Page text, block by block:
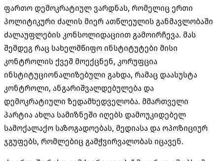
ფართო დემოკრატიულ ვარდნას, რომელიც ერთი
პოლიტიკური ძალის მიერ ათწლეულის განმავლობაში
ძალაუფლების კონსოლიდაციით გამოირჩევა. მას
შემდეგ რაც სახელმწიფო ინსტიტუტები მისი
კონტროლის ქვეშ მოექცნენ, კორუფცია
ინსტიტუციონალიზებული გახდა, რამაც დაასუსტა
კონტროლი, ანგარიშვალდებულება და
დემოკრატიული ზედამხედველობა. მმართველი
პარტია ახლა სამიზნეში იღებს დამოუკიდებელ
სამოქალაქო საზოგადოებას, მედიასა და ოპოზიციურ
ჯგუფებს, რომლებიც გამჭვირვალობას იცავენ.